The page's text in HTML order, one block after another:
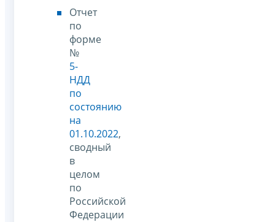
Отчет
по
форме
№
5-
НДД
по
состоянию
на
01.10.2022,
сводный
в
целом
по
Российской
Федерации